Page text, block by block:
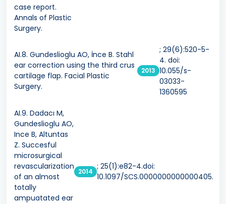
case report.
Annals of Plastic
Surgery.
AI.8. Gundeslioglu AO, İnce B. Stahl
ear correction using the third crus
cartilage flap. Facial Plastic
Surgery.
2013
; 29(6):520-5-
4. doi:
10.055/s-
03033-
1360595
AI.9. Dadacı M,
Gundeslioglu AO,
Ince B, Altuntas
Z. Succesful
microsurgical
revascularization
of an almost
totally
ampuatated ear
2014
; 25(1):e82-4.doi:
10.1097/SCS.0000000000000405.